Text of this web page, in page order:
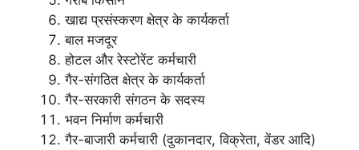
खाद्य प्रसंस्करण क्षेत्र के कार्यकर्ता
बाल मजदूर
होटल और रेस्टोरेंट कर्मचारी
गैर-संगठित क्षेत्र के कार्यकर्ता
गैर-सरकारी संगठन के सदस्य
भवन निर्माण कर्मचारी
गैर-बाजारी कर्मचारी (दुकानदार, विक्रेता, वेंडर आदि)